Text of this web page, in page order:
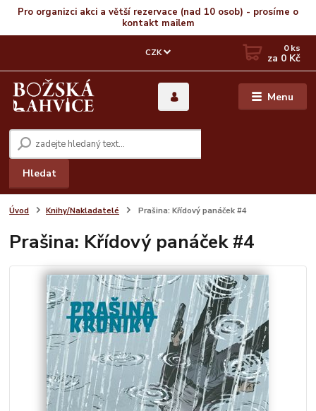
Pro organizci akci a větší rezervace (nad 10 osob) - prosíme o
kontakt mailem
Menu
CZK
Hledat
0ks
za 0 Kč
Úvod Knihy/Nakladatelé Prašina: Křídový panáček #4
Prašina: Křídový panáček #4